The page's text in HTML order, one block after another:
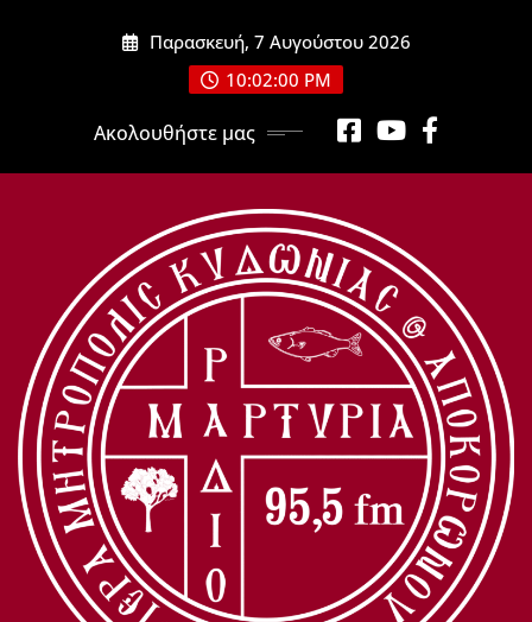
Παρασκευή, 7 Αυγούστου 2026
10:02:01 PM
Ακολουθήστε μας